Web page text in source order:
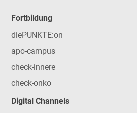
Fortbildung
diePUNKTE:on
apo-campus
check-innere
check-onko
Digital Channels